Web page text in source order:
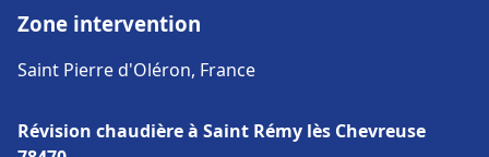
Zone intervention
Saint Pierre d'Oléron, France
Révision chaudière à Saint Rémy lès Chevreuse